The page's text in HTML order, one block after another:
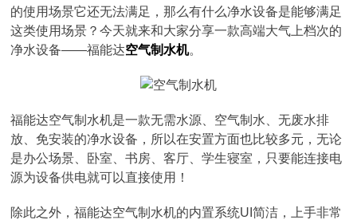
的使用场景它还无法满足，那么有什么净水设备是能够满足
这类使用场景？今天就来和大家分享一款高端大气上档次的
净水设备——福能达空气制水机。
福能达空气制水机是一款无需水源、空气制水、无废水排
放、免安装的净水设备，所以在安置方面也比较多元，无论
是办公场景、卧室、书房、客厅、学生寝室，只要能连接电
源为设备供电就可以直接使用！
除此之外，福能达空气制水机的内置系统UI简洁，上手非常